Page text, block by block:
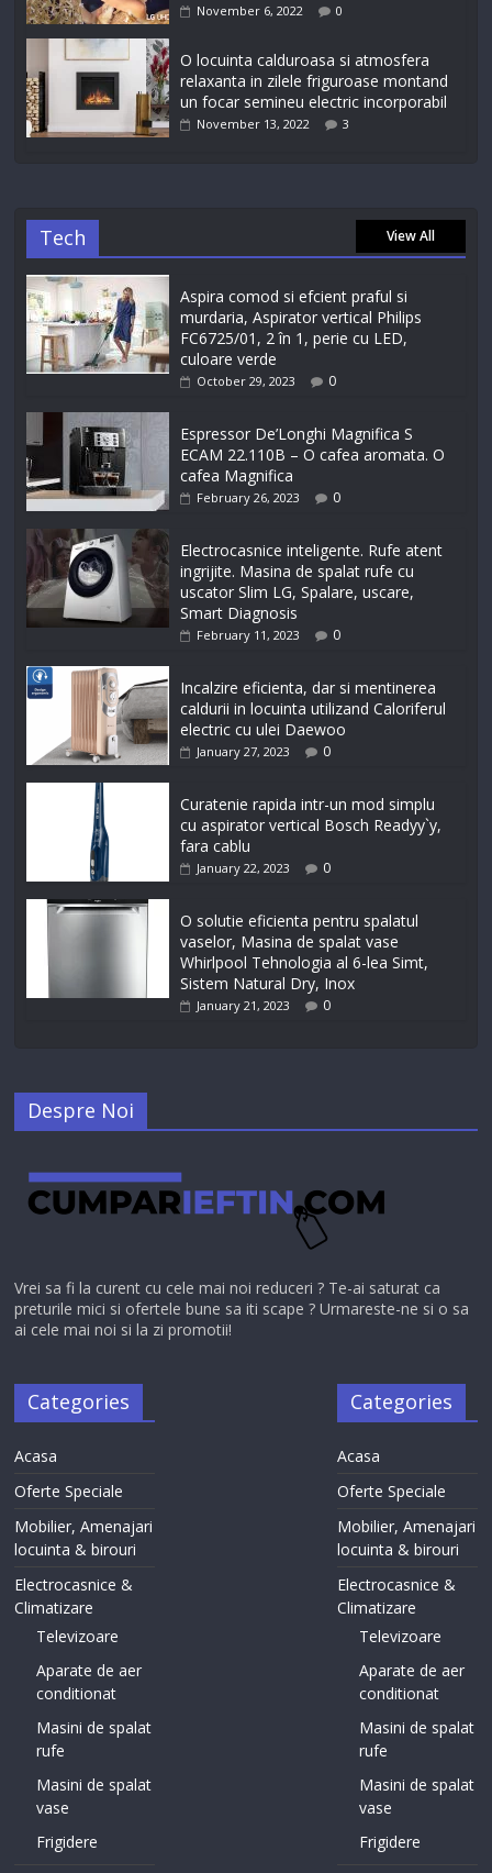
November 6, 2022 0
O locuinta calduroasa si atmosfera
relaxanta in zilele friguroase montand
un focar semineu electric incorporabil
November 13, 2022 3
Tech View All
Aspira comod si efcient praful si
murdaria, Aspirator vertical Philips
FC6725/01, 2 în 1, perie cu LED,
culoare verde
October 29, 2023 0
Espressor De’Longhi Magnifica S
ECAM 22.110B – O cafea aromata. O
cafea Magnifica
February 26, 2023 0
Electrocasnice inteligente. Rufe atent
ingrijite. Masina de spalat rufe cu
uscator Slim LG, Spalare, uscare,
Smart Diagnosis
February 11, 2023 0
Incalzire eficienta, dar si mentinerea
caldurii in locuinta utilizand Caloriferul
electric cu ulei Daewoo
January 27, 2023 0
Curatenie rapida intr-un mod simplu
cu aspirator vertical Bosch Readyy`y,
fara cablu
January 22, 2023 0
O solutie eficienta pentru spalatul
vaselor, Masina de spalat vase
Whirlpool Tehnologia al 6-lea Simt,
Sistem Natural Dry, Inox
January 21, 2023 0
Despre Noi
Vrei sa fi la curent cu cele mai noi reduceri ? Te-ai saturat ca
preturile mici si ofertele bune sa iti scape ? Urmareste-ne si o sa
ai cele mai noi si la zi promotii!
Categories
Acasa
Oferte Speciale
Mobilier, Amenajari
locuinta & birouri
Electrocasnice &
Climatizare
Televizoare
Aparate de aer
conditionat
Masini de spalat
rufe
Masini de spalat
vase
Frigidere
Categories
Acasa
Oferte Speciale
Mobilier, Amenajari
locuinta & birouri
Electrocasnice &
Climatizare
Televizoare
Aparate de aer
conditionat
Masini de spalat
rufe
Masini de spalat
vase
Frigidere